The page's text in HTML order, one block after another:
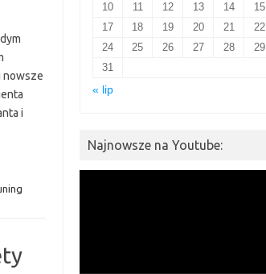
nowsze
i
10
11 12 13 14 15
17
18 19 20 21 22
24
25 26 27 28 29
31
« lip
Najnowsze na Youtube: